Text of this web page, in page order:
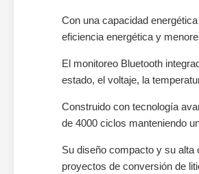
Con una capacidad
eficiencia energética y
El monitoreo Bluetooth
estado, el voltaje, la
Construido con tecnología
de 4000 ciclos manteniendo
Su diseño compacto y su alta
proyectos de conversión de